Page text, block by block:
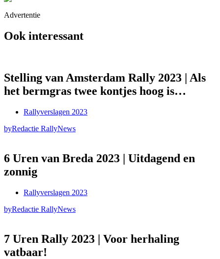
Advertentie
Ook interessant
Stelling van Amsterdam Rally 2023 | Als
het bermgras twee kontjes hoog is…
Rallyverslagen 2023
byRedactie RallyNews
6 Uren van Breda 2023 | Uitdagend en
zonnig
Rallyverslagen 2023
byRedactie RallyNews
7 Uren Rally 2023 | Voor herhaling
vatbaar!